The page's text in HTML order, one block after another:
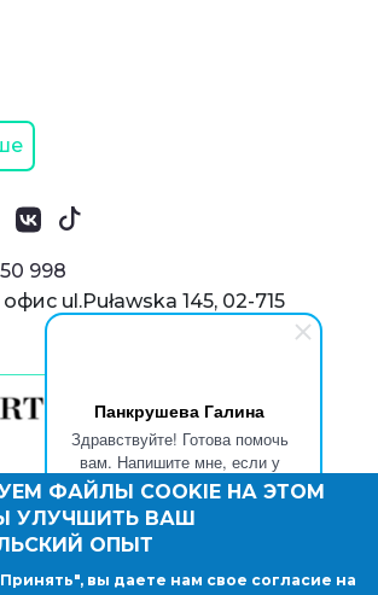
Панкрушева Галина
Здравствуйте! Готова помочь
вам. Напишите мне, если у
вас появятся вопросы.
2019—2026
РФ
998‬
ul.Puławska 145, 02-715
ФАЙЛЫ COOKIE НА ЭТОМ
УЛУЧШИТЬ ВАШ
ОПЫТ
вы даете нам свое согласие на